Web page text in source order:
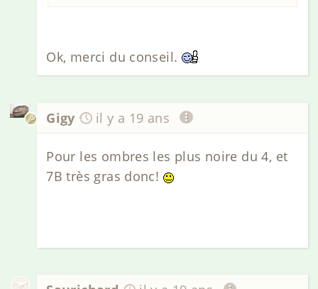
Ok, merci du conseil.
Gigy il y a 19 ans
Pour les ombres les plus noire du 4, et
7B très gras donc!